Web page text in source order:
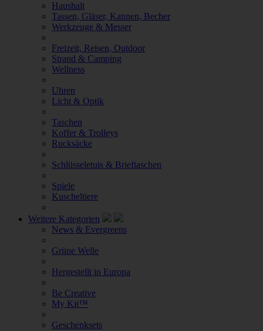
Haushalt
Tassen, Gläser, Kannen, Becher
Werkzeuge & Messer
Freizeit, Reisen, Outdoor
Strand & Camping
Wellness
Uhren
Licht & Optik
Taschen
Koffer & Trolleys
Rucksäcke
Schlüsseletuis & Brieftaschen
Spiele
Kuscheltiere
Weitere Kategorien
News & Evergreens
Grüne Welle
Hergestellt in Europa
Be Creative
My Kit™
Geschenksets